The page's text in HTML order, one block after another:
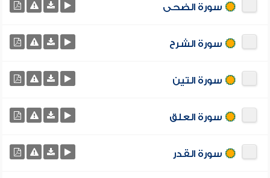
سورة الضحى
سورة الشرح
سورة التين
سورة العلق
سورة القدر